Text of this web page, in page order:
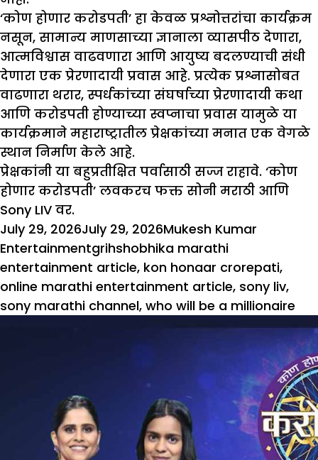
‘कोण होणार करोडपती’ हा केवळ प्रश्नोत्तरांचा कार्यक्रम
नसून, सामान्य माणसाच्या ज्ञानाला व्यासपीठ देणारा,
आत्मविश्वास वाढवणारा आणि आयुष्य बदलण्याची संधी
देणारा एक प्रेरणादायी प्रवास आहे. प्रत्येक प्रश्नासोबत
वाढणारा थरार, स्पर्धकांच्या संघर्षाच्या प्रेरणादायी कथा
आणि करोडपती होण्याच्या स्वप्नाचा प्रवास यामुळे या
कार्यक्रमाने महाराष्ट्रातील प्रेक्षकांच्या मनात एक वेगळे
स्थान निर्माण केले आहे.
प्रेक्षकांनी या बहुप्रतीक्षित पर्वासाठी सज्ज राहावे. ‘कोण
होणार करोडपती’ लवकरच फक्त सोनी मराठी आणि
Sony LIV वर.
Posted
on
July 29, 2026July 29, 2026Author
Mukesh Kumar
EntertainmentTags
grihshobhika marathi
entertainment article, kon honaar crorepati,
online marathi entertainment article, sony liv,
sony marathi channel, who will be a millionaire